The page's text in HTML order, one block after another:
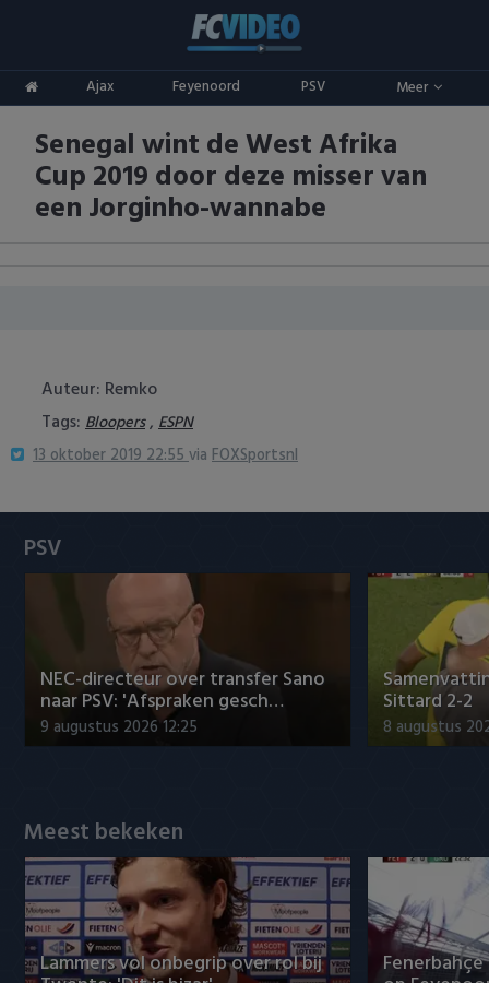
Ajax Feyenoord PSV Meer
ADO Den Haag
Ajax
AZ
Feyenoord
Heracles Almelo
NAC Breda
PEC Zwolle
PSV
Roda JC
Sparta
Vitesse
VVV Venlo
Competities
Eredivisie
Keuken Kampioen Divisie
Europa League
Conference League
Oranje
Goals & Samenvattingen
Senegal wint de West Afrika
Cup 2019 door deze misser van
een Jorginho-wannabe
Auteur: Remko
Tags: Bloopers, ESPN
13 oktober 2019 22:55via FOXSportsnl
PSV
NEC-directeur over transfer Sano
naar PSV: 'Afspraken gesch…
9 augustus 2026 12:25
Sittard 2-2
8 augustus
Meest bekeken
Lammers vol onbegrip over rol bij